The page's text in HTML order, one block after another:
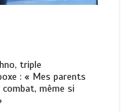
triple
: « Mes parents
même si